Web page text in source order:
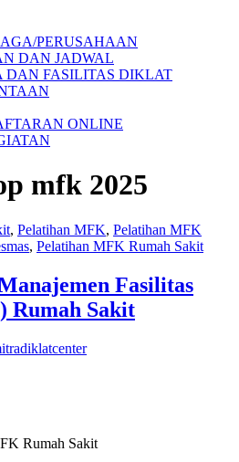
PERUSAHAAN
DAN JADWAL
DAN FASILITAS DIKLAT
ONLINE
mfk 2025
, Pelatihan MFK, Pelatihan MFK
, Pelatihan MFK Rumah Sakit
Fasilitas
Rumah Sakit